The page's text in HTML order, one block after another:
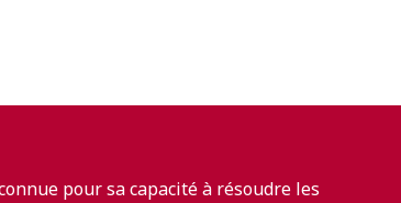
pour sa capacité à résoudre les